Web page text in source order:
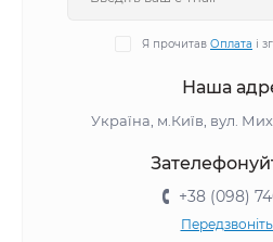
Я прочитав Оплата і
Наша
Україна, м.Київ, вул.
+38 (098)